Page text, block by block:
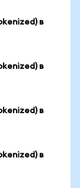
в
в
в
в